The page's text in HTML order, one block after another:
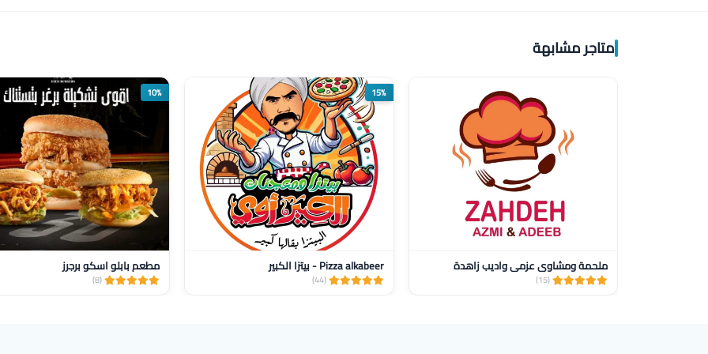
متاجر مشابهة
ملحمة ومشاوي عزمي واديب زاهدة
(15)
15%
Pizza alkabeer - بيتزا الكبير
(44)
10%
مطعم بابلو اسكو برجرز
(8)